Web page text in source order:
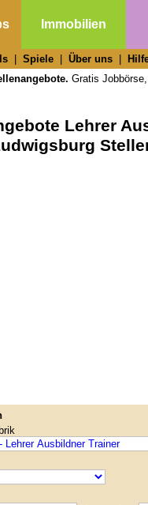
Immobilien
Spiele Über uns
Gratis
Lehrer